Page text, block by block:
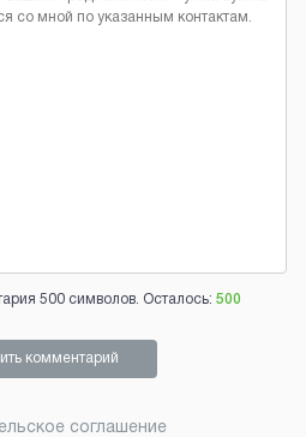
500 символов. Осталось: 500
комментарий
соглашение